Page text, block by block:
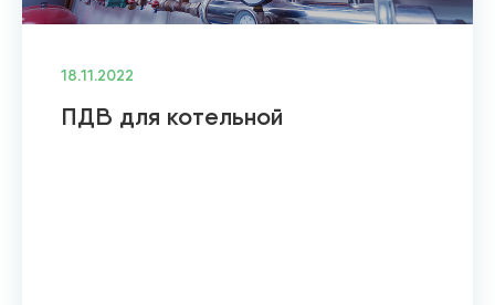
18.11.2022
ПДВ для котельной